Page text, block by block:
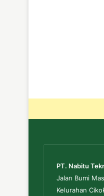
PT. Nabitu
Jalan Bumi
Kelurahan